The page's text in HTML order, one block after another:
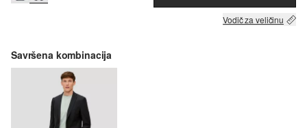
Vodič za veličinu
Savršena kombinacija